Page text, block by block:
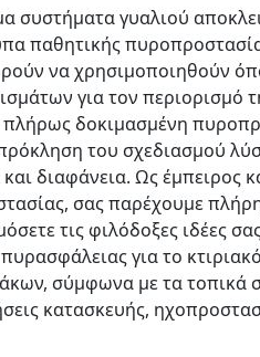
γυαλιού
παθητικής
να χρησιμοποιηθούν
για τον περιορισμό
δοκιμασμένη
του σχεδιασμού
διαφάνεια. Ως έμπειρος
σας παρέχουμε
τις φιλόδοξες ιδέες
για το
σύμφωνα με τα τοπικά
κατασκευής,